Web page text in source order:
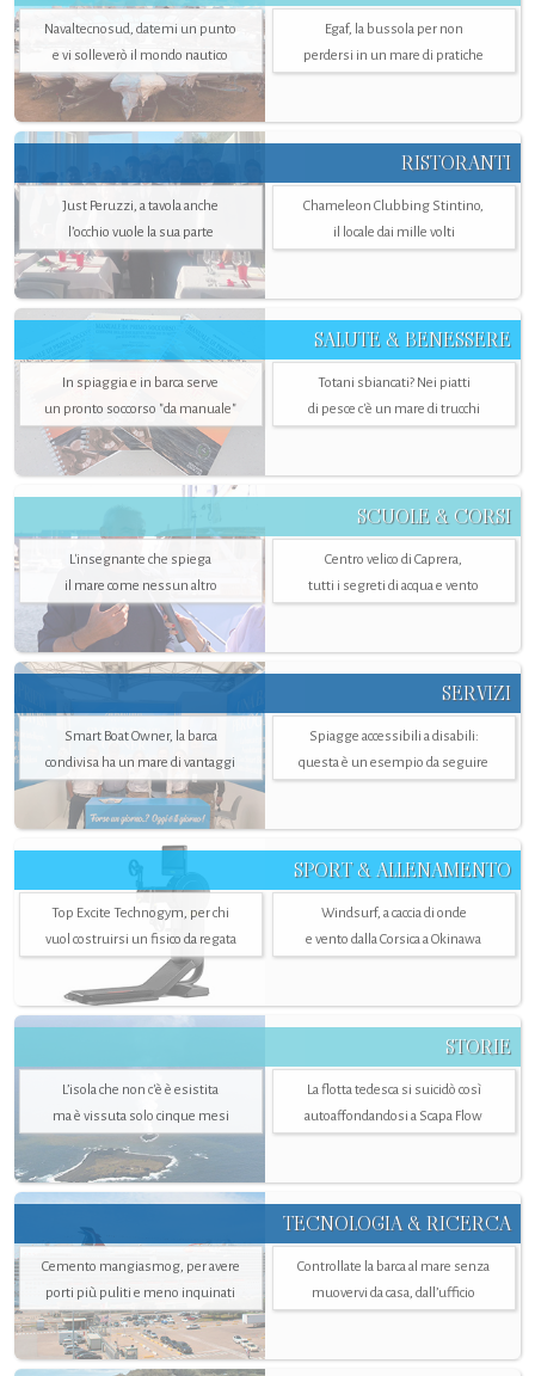
Navaltecnosud, datemi un punto
e vi solleverò il mondo nautico
Egaf, la bussola per non
perdersi in un mare di pratiche
RISTORANTI
Just Peruzzi, a tavola anche
l’occhio vuole la sua parte
Chameleon Clubbing Stintino,
il locale dai mille volti
SALUTE & BENESSERE
In spiaggia e in barca serve
un pronto soccorso "da manuale"
Totani sbiancati? Nei piatti
di pesce c'è un mare di trucchi
SCUOLE & CORSI
L'insegnante che spiega
il mare come nessun altro
Centro velico di Caprera,
tutti i segreti di acqua e vento
SERVIZI
Smart Boat Owner, la barca
condivisa ha un mare di vantaggi
Spiagge accessibili a disabili:
questa è un esempio da seguire
SPORT & ALLENAMENTO
Top Excite Technogym, per chi
vuol costruirsi un fisico da regata
Windsurf, a caccia di onde
e vento dalla Corsica a Okinawa
STORIE
L’isola che non c'è è esistita
ma è vissuta solo cinque mesi
La flotta tedesca si suicidò così
autoaffondandosi a Scapa Flow
TECNOLOGIA & RICERCA
Cemento mangiasmog, per avere
porti più puliti e meno inquinati
Controllate la barca al mare senza
muovervi da casa, dall’ufficio